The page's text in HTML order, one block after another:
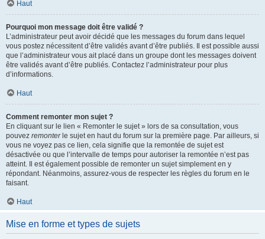
Haut
Pourquoi mon message doit être validé ?
L’administrateur peut avoir décidé que les messages du forum dans lequel
vous postez nécessitent d’être validés avant d’être publiés. Il est possible aussi
que l’administrateur vous ait placé dans un groupe dont les messages doivent
être validés avant d’être publiés. Contactez l’administrateur pour plus
d’informations.
Haut
Comment remonter mon sujet ?
En cliquant sur le lien « Remonter le sujet » lors de sa consultation, vous
pouvez remonterle sujet en haut du forum sur la première page. Par ailleurs, si
vous ne voyez pas ce lien, cela signifie que la remontée de sujet est
désactivée ou que l’intervalle de temps pour autoriser la remontée n’est pas
atteint. Il est également possible de remonter un sujet simplement en y
répondant. Néanmoins, assurez-vous de respecter les règles du forum en le
faisant.
Haut
Mise en forme et types de sujets